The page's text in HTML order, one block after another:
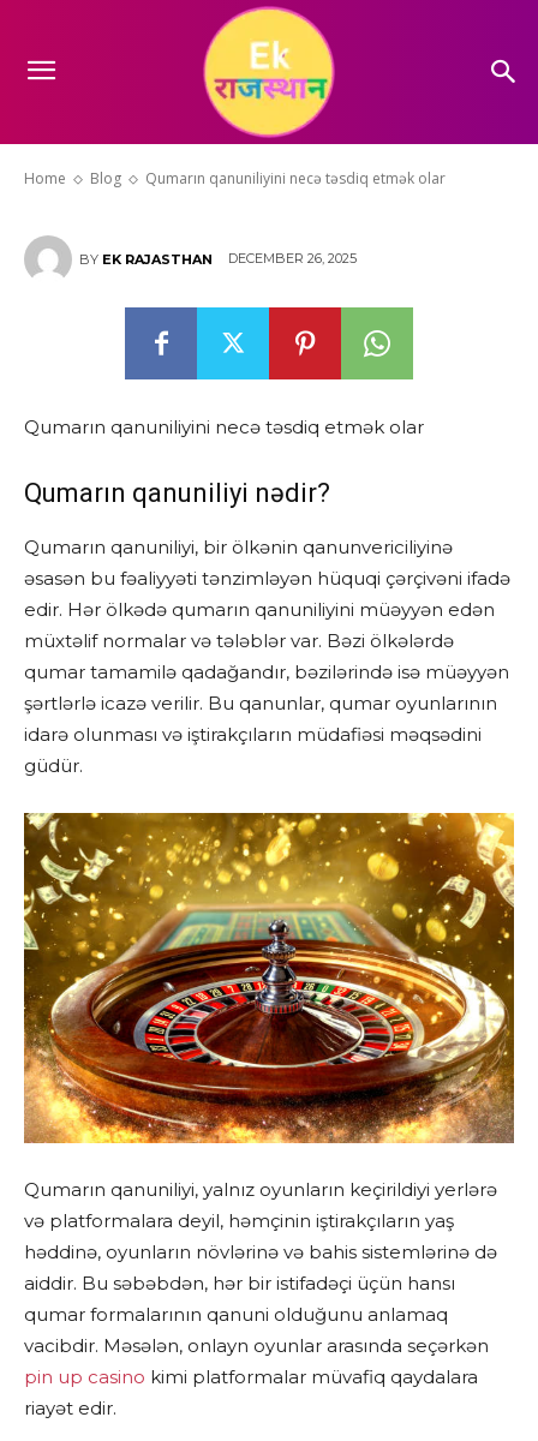
Home Blog Qumarın qanuniliyini necə təsdiq etmək olar
Qumarın qanuniliyini necə
təsdiq etmək olar
BY EK RAJASTHAN DECEMBER 26, 2025
Qumarın qanuniliyini necə təsdiq etmək olar
Qumarın qanuniliyi nədir?
Qumarın qanuniliyi, bir ölkənin qanunvericiliyinə
əsasən bu fəaliyyəti tənzimləyən hüquqi çərçivəni ifadə
edir. Hər ölkədə qumarın qanuniliyini müəyyən edən
müxtəlif normalar və tələblər var. Bəzi ölkələrdə
qumar tamamilə qadağandır, bəzilərində isə müəyyən
şərtlərlə icazə verilir. Bu qanunlar, qumar oyunlarının
idarə olunması və iştirakçıların müdafiəsi məqsədini
güdür.
Qumarın qanuniliyi, yalnız oyunların keçirildiyi yerlərə
və platformalara deyil, həmçinin iştirakçıların yaş
həddinə, oyunların növlərinə və bahis sistemlərinə də
aiddir. Bu səbəbdən, hər bir istifadəçi üçün hansı
qumar formalarının qanuni olduğunu anlamaq
vacibdir. Məsələn, onlayn oyunlar arasında seçərkən
pin up casino kimi platformalar müvafiq qaydalara
riayət edir.